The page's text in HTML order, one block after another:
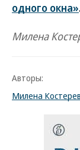
одного окна»
Милена
Авторы:
Милена